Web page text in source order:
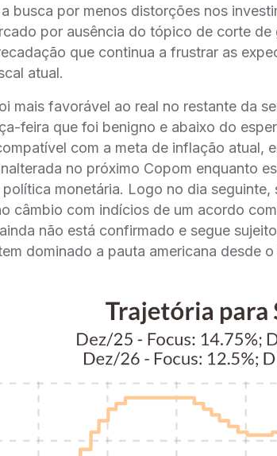
busca por menos distorções nos
por ausência do tópico de corte de
que continua a frustrar as
atual.
mais favorável ao real no restante da
feira que foi benigno e abaixo do
com a meta de inflação atual,
no próximo Copom enquanto
monetária. Logo no dia seguinte,
câmbio com indícios de um acordo
não está confirmado e segue
dominado a pauta americana desde